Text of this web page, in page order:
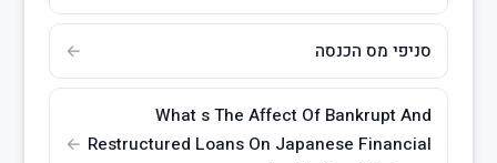
סניפי מס הכנסה
What s The Affect Of Bankrupt And
Restructured Loans On Japanese Financial